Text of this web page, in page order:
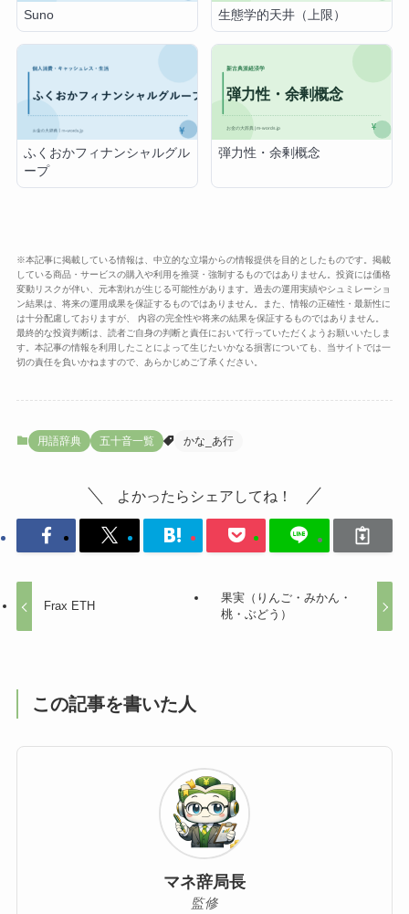
Suno 生態学的天井（上限）
ふくおかフィナンシャルグル
ープ
弾力性・余剰概念
※本記事に掲載している情報は、中立的な立場からの情報提供を目的としたものです。掲載
している商品・サービスの購入や利用を推奨・強制するものではありません。投資には価格
変動リスクが伴い、元本割れが生じる可能性があります。過去の運用実績やシュミレーショ
ン結果は、将来の運用成果を保証するものではありません。また、情報の正確性・最新性に
は十分配慮しておりますが、 内容の完全性や将来の結果を保証するものではありません。
最終的な投資判断は、読者ご自身の判断と責任において行っていただくようお願いいたしま
す。本記事の情報を利用したことによって生じたいかなる損害についても、当サイトでは一
切の責任を負いかねますので、あらかじめご了承ください。
用語辞典 五十音一覧 かな_あ行
よかったらシェアしてね！
Frax ETH
果実（りんご・みかん・
桃・ぶどう）
この記事を書いた人
マネ辞局長
監修